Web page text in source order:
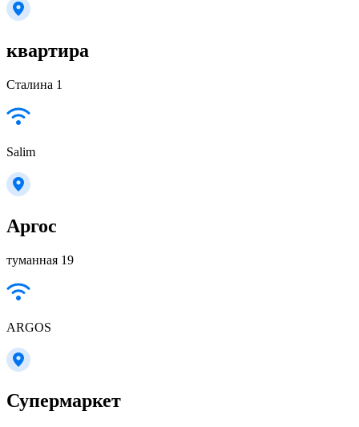
квартира
Сталина 1
Salim
Аргос
туманная 19
ARGOS
Супермаркет